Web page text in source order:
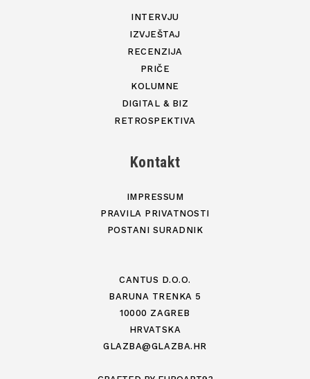
INTERVJU
IZVJEŠTAJ
RECENZIJA
PRIČE
KOLUMNE
DIGITAL & BIZ
RETROSPEKTIVA
Kontakt
IMPRESSUM
PRAVILA PRIVATNOSTI
POSTANI SURADNIK
CANTUS D.O.O.
BARUNA TRENKA 5
10000 ZAGREB
HRVATSKA
GLAZBA@GLAZBA.HR